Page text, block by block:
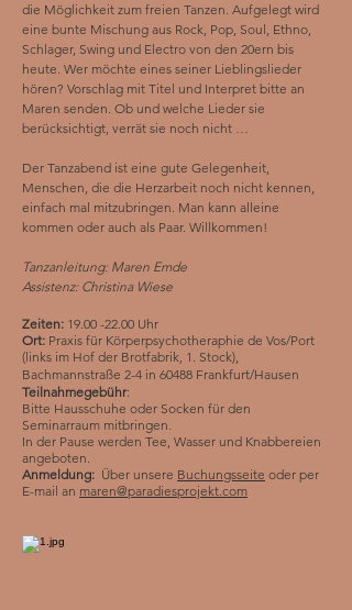
die Möglichkeit zum freien Tanzen. Aufgelegt wird
eine bunte Mischung aus Rock, Pop, Soul, Ethno,
Schlager, Swing und Electro von den 20ern bis
heute. Wer möchte eines seiner Lieblingslieder
hören? Vorschlag mit Titel und Interpret bitte an
Maren senden. Ob und welche Lieder sie
berücksichtigt, verrät sie noch nicht …
Der Tanzabend ist eine gute Gelegenheit,
Menschen, die die Herzarbeit noch nicht kennen,
einfach mal mitzubringen. Man kann alleine
kommen oder auch als Paar. Willkommen!
Tanzanleitung: Maren Emde
Assistenz: Christina Wiese
Zeiten: 19.00 -22.00 Uhr
Ort: Praxis für Körperpsychotheraphie de Vos/Port
(links im Hof der Brotfabrik, 1. Stock),
Bachmannstraße 2-4 in 60488 Frankfurt/Hausen
Teilnahmegebühr:
Bitte Hausschuhe oder Socken für den
Seminarraum mitbringen.
In der Pause werden Tee, Wasser und Knabbereien
angeboten.
Anmeldung: Über unsere Buchungsseite oder per
E-mail an maren@paradiesprojekt.com